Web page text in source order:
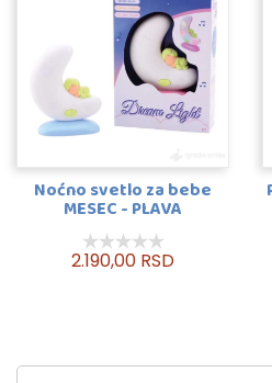
Noćno svetlo za bebe
MESEC - PLAVA
2.190,00 RSD